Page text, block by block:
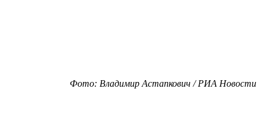
Фото: Владимир Астапкович / РИА Новости